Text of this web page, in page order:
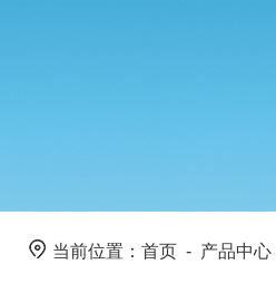
当前位置： 首页 - 产品中心